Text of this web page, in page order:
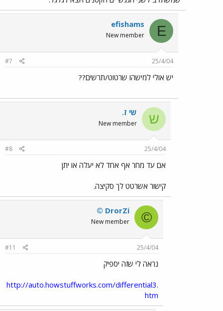
E
efishams
New member
25/4/04
#7
יש אולי למישהו שרטוט/תרשים??
ש שי ז.
New member
25/4/04
#8
אם עד מחר אף אחד לא יעלה או יתן
קישור אשרטט לך סקיצה.
©
© DrorZi
New member
25/4/04
#11
נראה לי שזה יספיק
http://auto.howstuffworks.com/differential3.
htm